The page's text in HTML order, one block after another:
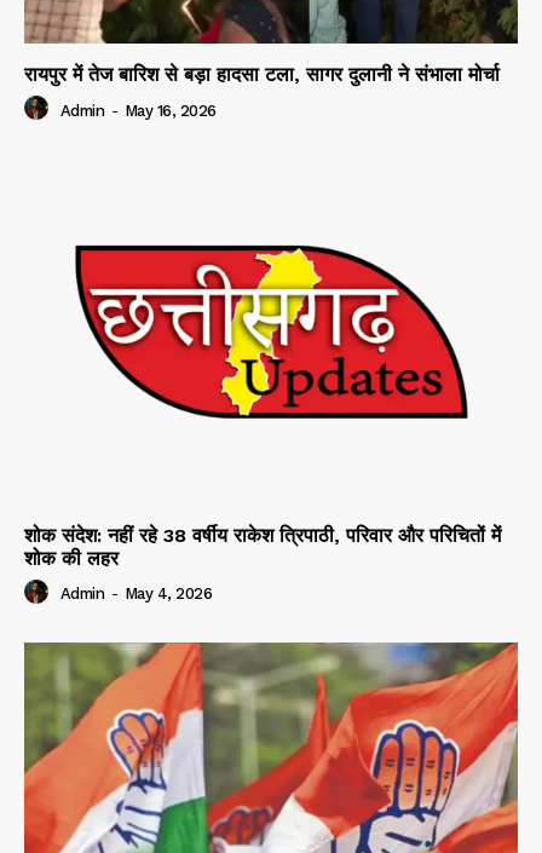
रायपुर में तेज बारिश से बड़ा हादसा टला, सागर दुलानी ने संभाला मोर्चा
Admin - May 16, 2026
शोक संदेश: नहीं रहे 38 वर्षीय राकेश त्रिपाठी, परिवार और परिचितों में
शोक की लहर
Admin - May 4, 2026